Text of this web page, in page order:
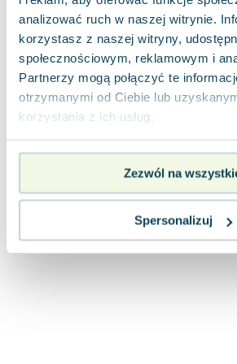
analizować ruch w naszej witrynie.
korzystasz z naszej witryny,
społecznościowym, reklamowym i
Partnerzy mogą połączyć te
otrzymanymi od Ciebie lub
korzystania z ich usług.
Zezwól na
Spersonalizuj
Lorraine Warren
Ajahn Brahm
Lucinda Riley